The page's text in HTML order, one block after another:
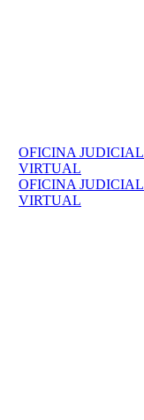
OFICINA JUDICIAL
VIRTUAL
OFICINA JUDICIAL
VIRTUAL